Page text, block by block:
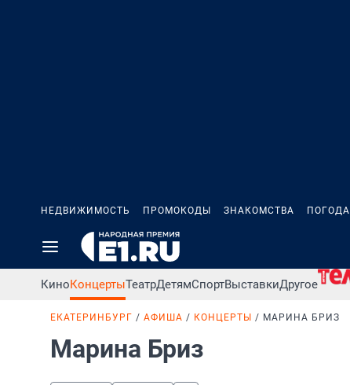
НЕДВИЖИМОСТЬ ПРОМОКОДЫ ЗНАКОМСТВА ПОГОДА
КиноКонцертыТеатрДетямСпортВыставкиДругое
ЕКАТЕРИНБУРГ АФИША КОНЦЕРТЫ МАРИНА БРИЗ
Марина Бриз